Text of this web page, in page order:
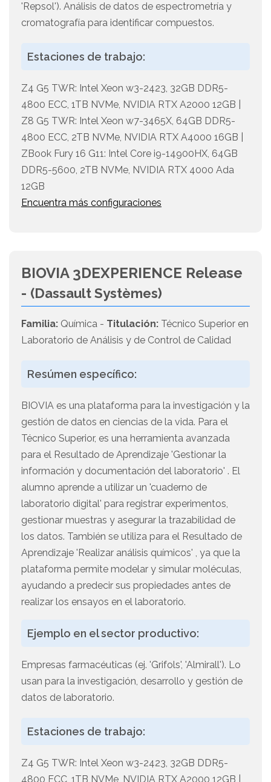
'Repsol'). Análisis de datos de espectrometría y
cromatografía para identificar compuestos.
Estaciones de trabajo:
Z4 G5 TWR: Intel Xeon w3-2423, 32GB DDR5-
4800 ECC, 1TB NVMe, NVIDIA RTX A2000 12GB |
Z8 G5 TWR: Intel Xeon w7-3465X, 64GB DDR5-
4800 ECC, 2TB NVMe, NVIDIA RTX A4000 16GB |
ZBook Fury 16 G11: Intel Core i9-14900HX, 64GB
DDR5-5600, 2TB NVMe, NVIDIA RTX 4000 Ada
12GB
Encuentra más configuraciones
BIOVIA 3DEXPERIENCE Release
- (Dassault Systèmes)
Familia: Química - Titulación: Técnico Superior en
Laboratorio de Análisis y de Control de Calidad
Resúmen específico:
BIOVIA es una plataforma para la investigación y la
gestión de datos en ciencias de la vida. Para el
Técnico Superior, es una herramienta avanzada
para el Resultado de Aprendizaje 'Gestionar la
información y documentación del laboratorio' . El
alumno aprende a utilizar un 'cuaderno de
laboratorio digital' para registrar experimentos,
gestionar muestras y asegurar la trazabilidad de
los datos. También se utiliza para el Resultado de
Aprendizaje 'Realizar análisis químicos' , ya que la
plataforma permite modelar y simular moléculas,
ayudando a predecir sus propiedades antes de
realizar los ensayos en el laboratorio.
Ejemplo en el sector productivo:
Empresas farmacéuticas (ej. 'Grifols', 'Almirall'). Lo
usan para la investigación, desarrollo y gestión de
datos de laboratorio.
Estaciones de trabajo:
Z4 G5 TWR: Intel Xeon w3-2423, 32GB DDR5-
4800 ECC, 1TB NVMe, NVIDIA RTX A2000 12GB |